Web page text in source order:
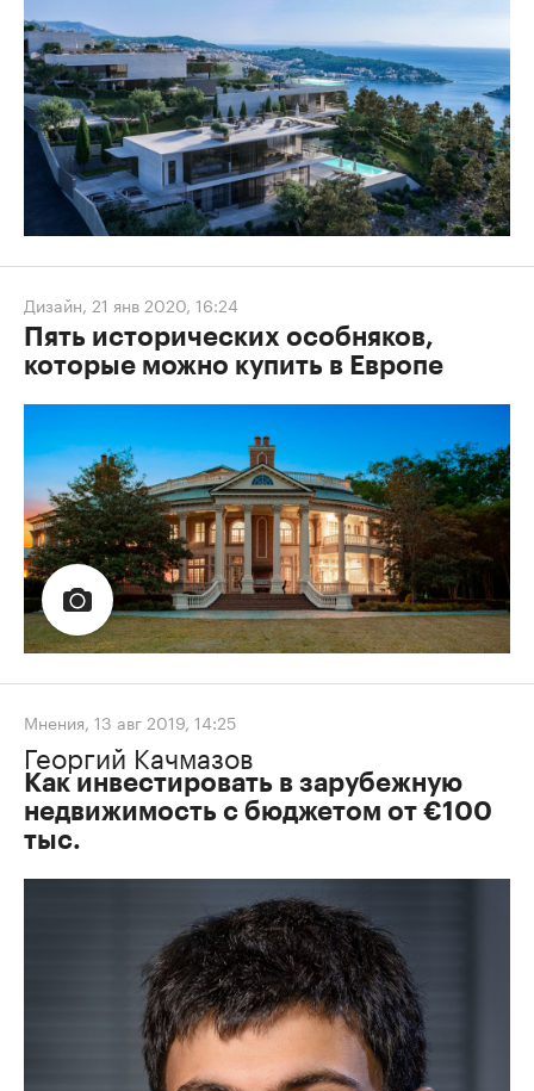
Дизайн, 21 янв 2020, 16:24
Пять исторических особняков,
которые можно купить в Европе
Мнения, 13 авг 2019, 14:25
Георгий Качмазов
Как инвестировать в зарубежную
недвижимость с бюджетом от €100
тыс.